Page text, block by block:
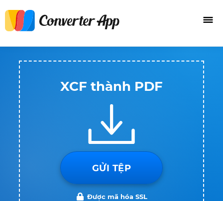
XCF thành PDF
GỬI TỆP
Được mã hóa SSL